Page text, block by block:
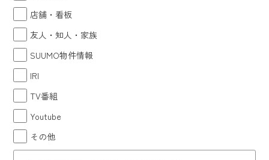
店舗・看板
友人・知人・家族
SUUMO物件情報
IRI
TV番組
Youtube
その他